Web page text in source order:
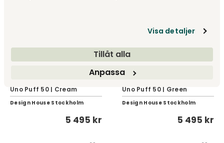
Visa detaljer
Tillåt alla
Anpassa
Uno Puff 50 | Cream
Design House Stockholm
5 495 kr
Uno Puff 50 | Green
Design House Stockholm
5 495 kr